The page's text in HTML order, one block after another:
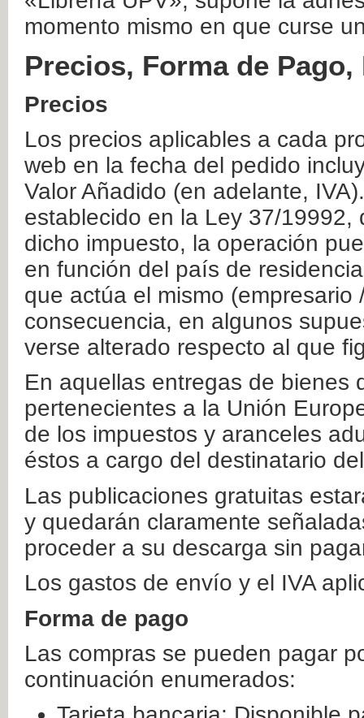
momento mismo en que curse
Precios, Forma de
Precios
Los precios aplicables a cada
web en la fecha del pedido
Valor Añadido (en adelante,
establecido en la Ley 37/
dicho impuesto, la operación
en función del país de
que actúa el mismo
consecuencia, en algunos
verse alterado respecto al que
En aquellas entregas de bienes
pertenecientes a la Unión
de los impuestos y aranceles
éstos a cargo del destinatario
Las publicaciones gratuitas
y quedarán claramente
proceder a su descarga sin
Los gastos de envío y el IVA
Forma de pago
Las compras se pueden pagar
continuación enumerados: